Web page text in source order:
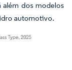
dos modelos
automotivo.